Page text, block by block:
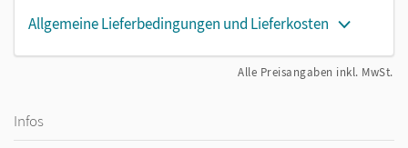
Allgemeine Lieferbedingungen und Lieferkosten
Alle Preisangaben inkl. MwSt.
Infos